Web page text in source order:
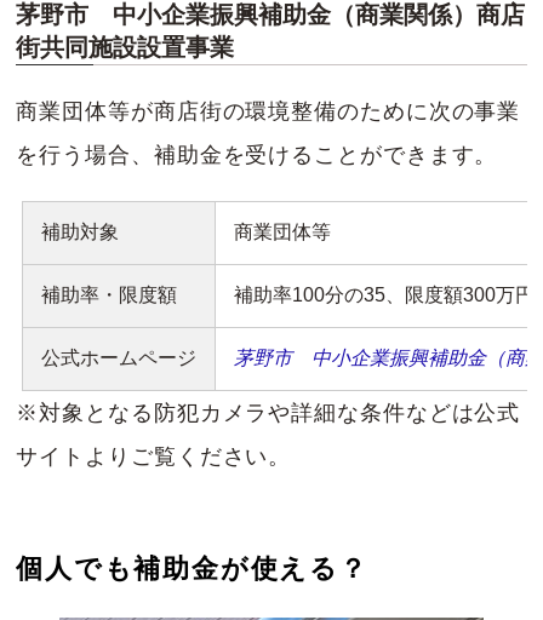
茅野市 中小企業振興補助金（商業関係）商店
街共同施設設置事業
商業団体等が商店街の環境整備のために次の事業
を行う場合、補助金を受けることができます。
補助対象 商業団体等
補助率・限度額 補助率100分の35、限度額300万円
公式ホームページ 茅野市 中小企業振興補助金（商
※対象となる防犯カメラや詳細な条件などは公式
サイトよりご覧ください。
個人でも補助金が使える？